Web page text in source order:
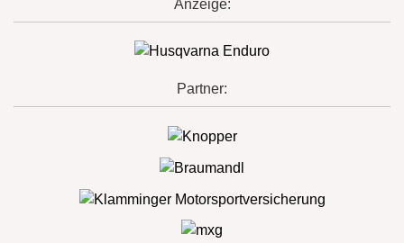
Anzeige:
Partner: